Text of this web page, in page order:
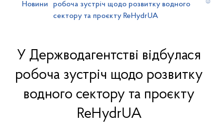
Новини
робоча зустріч щодо розвитку водного
сектору та проєкту ReHydrUA
У Держводагентстві відбулася
робоча зустріч щодо розвитку
водного сектору та проєкту
ReHydrUA